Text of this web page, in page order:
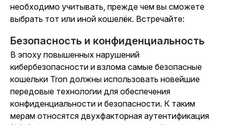
необходимо учитывать, прежде чем вы сможете
выбрать тот или иной кошелёк. Встречайте:
Безопасность и конфиденциальность
В эпоху повышенных нарушений
кибербезопасности и взлома самые безопасные
кошельки Tron должны использовать новейшие
передовые технологии для обеспечения
конфиденциальности и безопасности. К таким
мерам относятся двухфакторная аутентификация